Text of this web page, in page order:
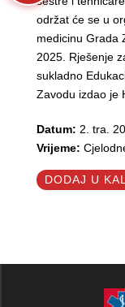
održat će se u
medicinu Grada
2025. Rješenje
sukladno
Zavodu izdao je
Datum: 2. tra.
Vrijeme:
DODAJ U